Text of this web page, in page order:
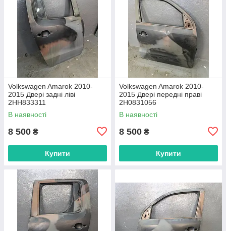
Volkswagen Amarok 2010-
2015 Двері задні ліві
2HH833311
В наявності
8 500 ₴
Купити
Volkswagen Amarok 2010-
2015 Двері передні праві
2H0831056
В наявності
8 500 ₴
Купити